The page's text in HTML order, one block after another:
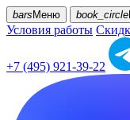
bars Меню book_circle
Условия работы
+7 (495) 921-39-22